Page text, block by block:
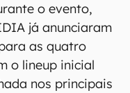
o evento,
já anunciaram
as quatro
o lineup inicial
nos principais